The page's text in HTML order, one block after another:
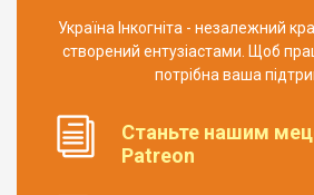
Україна Інкогніта - незалежний
створений ентузіастами. Щоб
потрібна ваша
Станьте нашим
Patreon